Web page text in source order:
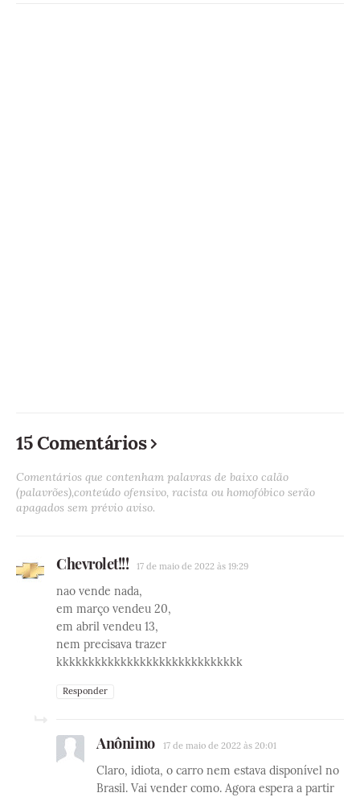
15 Comentários
Comentários que contenham palavras de baixo calão
(palavrões),conteúdo ofensivo, racista ou homofóbico serão
apagados sem prévio aviso.
Chevrolet!!! 17 de maio de 2022 às 19:29
nao vende nada,
em março vendeu 20,
em abril vendeu 13,
nem precisava trazer
kkkkkkkkkkkkkkkkkkkkkkkkkkkkk
Responder
Anônimo 17 de maio de 2022 às 20:01
Claro, idiota, o carro nem estava disponível no
Brasil. Vai vender como. Agora espera a partir